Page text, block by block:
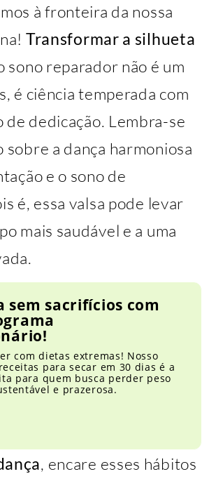
à fronteira da nossa
Transformar a silhueta
sono reparador não é um
é ciência temperada com
de dedicação. Lembra-se
sobre a dança harmoniosa
e o sono de
é, essa valsa pode levar
mais saudável e a uma
sem sacrifícios com
com dietas extremas! Nosso
para secar em 30 dias é a
para quem busca perder peso
e prazerosa.
, encare esses hábitos